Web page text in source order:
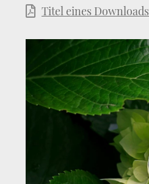
Titel eines Downloads